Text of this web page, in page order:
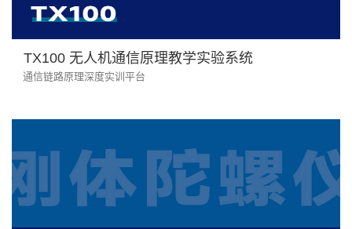
TX100 无人机通信原理教学实验系统
通信链路原理深度实训平台